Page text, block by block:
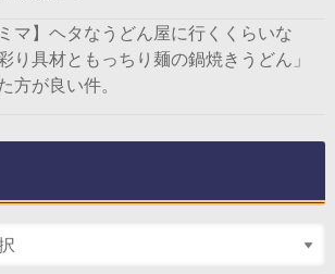
ミマ】ヘタなうどん屋に行くくらいな
り具材ともっちり麺の鍋焼きうどん」
方が良い件。